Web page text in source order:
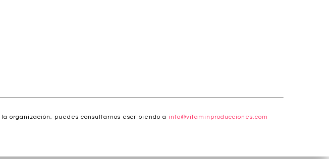
organización, puedes consultarnos escribiendo a info@vitaminproducciones.com